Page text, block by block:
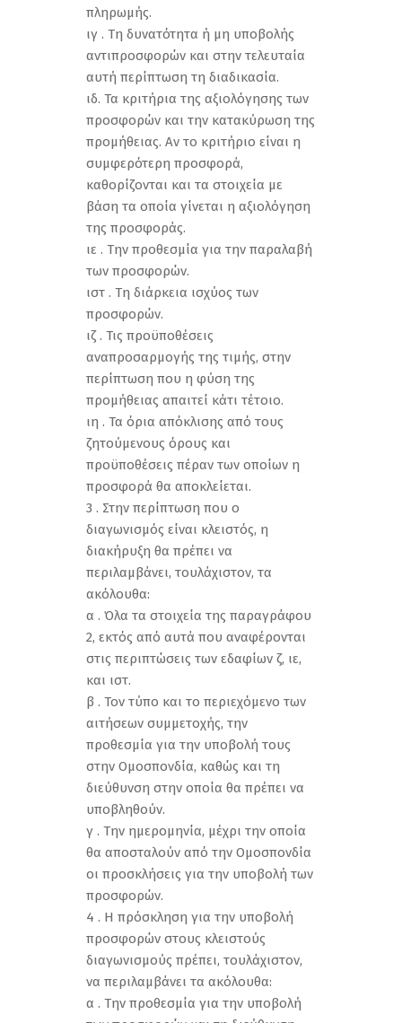
πληρωμής.
ιγ . Τη δυνατότητα ή μη υποβολής
αντιπροσφορών και στην τελευταία
αυτή περίπτωση τη διαδικασία.
ιδ. Τα κριτήρια της αξιολόγησης των
προσφορών και την κατακύρωση της
προμήθειας. Αν το κριτήριο είναι η
συμφερότερη προσφορά,
καθορίζονται και τα στοιχεία με
βάση τα οποία γίνεται η αξιολόγηση
της προσφοράς.
ιε . Την προθεσμία για την παραλαβή
των προσφορών.
ιστ . Τη διάρκεια ισχύος των
προσφορών.
ιζ . Τις προϋποθέσεις
αναπροσαρμογής της τιμής, στην
περίπτωση που η φύση της
προμήθειας απαιτεί κάτι τέτοιο.
ιη . Τα όρια απόκλισης από τους
ζητούμενους όρους και
προϋποθέσεις πέραν των οποίων η
προσφορά θα αποκλείεται.
3 . Στην περίπτωση που ο
διαγωνισμός είναι κλειστός, η
διακήρυξη θα πρέπει να
περιλαμβάνει, τουλάχιστον, τα
ακόλουθα:
α . Όλα τα στοιχεία της παραγράφου
2, εκτός από αυτά που αναφέρονται
στις περιπτώσεις των εδαφίων ζ, ιε,
και ιστ.
β . Τον τύπο και το περιεχόμενο των
αιτήσεων συμμετοχής, την
προθεσμία για την υποβολή τους
στην Ομοσπονδία, καθώς και τη
διεύθυνση στην οποία θα πρέπει να
υποβληθούν.
γ . Την ημερομηνία, μέχρι την οποία
θα αποσταλούν από την Ομοσπονδία
οι προσκλήσεις για την υποβολή των
προσφορών.
4 . Η πρόσκληση για την υποβολή
προσφορών στους κλειστούς
διαγωνισμούς πρέπει, τουλάχιστον,
να περιλαμβάνει τα ακόλουθα:
α . Την προθεσμία για την υποβολή